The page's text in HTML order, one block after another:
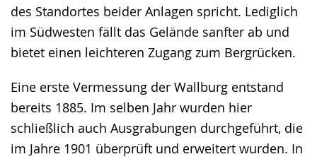
des Standortes beider Anlagen spricht. Lediglich
im Südwesten fällt das Gelände sanfter ab und
bietet einen leichteren Zugang zum Bergrücken.
Eine erste Vermessung der Wallburg entstand
bereits 1885. Im selben Jahr wurden hier
schließlich auch Ausgrabungen durchgeführt, die
im Jahre 1901 überprüft und erweitert wurden. In